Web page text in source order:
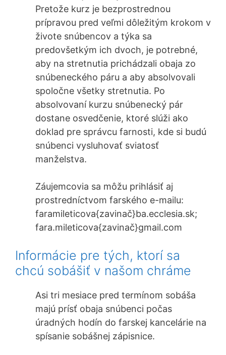
Pretože kurz je bezprostrednou
prípravou pred veľmi dôležitým krokom v
živote snúbencov a týka sa
predovšetkým ich dvoch, je potrebné,
aby na stretnutia prichádzali obaja zo
snúbeneckého páru a aby absolvovali
spoločne všetky stretnutia. Po
absolvovaní kurzu snúbenecký pár
dostane osvedčenie, ktoré slúži ako
doklad pre správcu farnosti, kde si budú
snúbenci vysluhovať sviatosť
manželstva.
Záujemcovia sa môžu prihlásiť aj
prostredníctvom farského e-mailu:
faramileticova{zavinač}ba.ecclesia.sk;
fara.mileticova{zavinač}gmail.com
Informácie pre tých, ktorí sa
chcú sobášiť v našom chráme
Asi tri mesiace pred termínom sobáša
majú prísť obaja snúbenci počas
úradných hodín do farskej kancelárie na
spísanie sobášnej zápisnice.